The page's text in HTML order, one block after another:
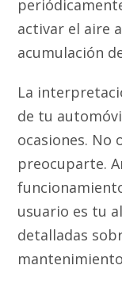
activar el aire
acumulación
La
de tu
ocasiones. No
preocuparte.
usuario es tu
detalladas